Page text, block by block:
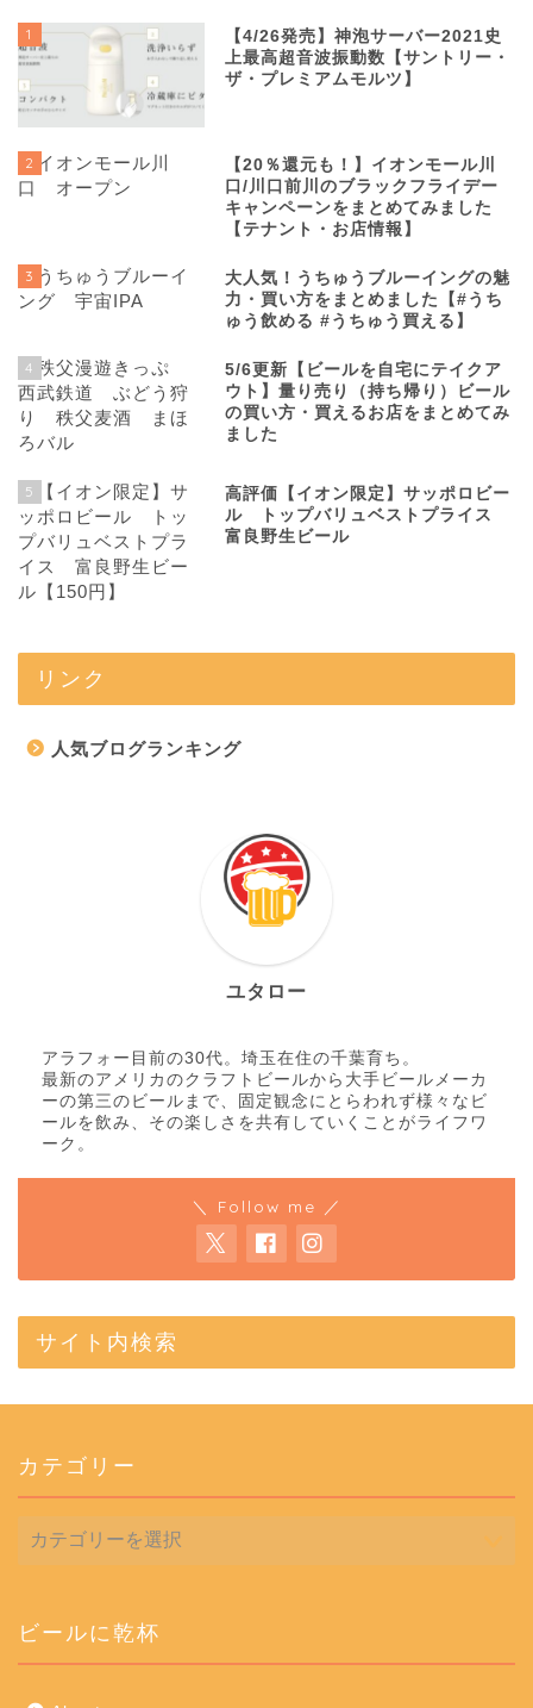
1
【4/26発売】神泡サーバー2021史
上最高超音波振動数【サントリー・
ザ・プレミアムモルツ】
2
【20％還元も！】イオンモール川
口/川口前川のブラックフライデー
キャンペーンをまとめてみました
【テナント・お店情報】
3
大人気！うちゅうブルーイングの魅
力・買い方をまとめました【#うち
ゅう飲める #うちゅう買える】
4
5/6更新【ビールを自宅にテイクア
ウト】量り売り（持ち帰り）ビール
の買い方・買えるお店をまとめてみ
ました
5
高評価【イオン限定】サッポロビー
ル トップバリュベストプライス
富良野生ビール
リンク
人気ブログランキング
ユタロー
アラフォー目前の30代。埼玉在住の千葉育ち。
最新のアメリカのクラフトビールから大手ビールメーカ
ーの第三のビールまで、固定観念にとらわれず様々なビ
ールを飲み、その楽しさを共有していくことがライフワ
ーク。
＼ Follow me ／
サイト内検索
カテゴリー
テ
ー
ビールに乾杯